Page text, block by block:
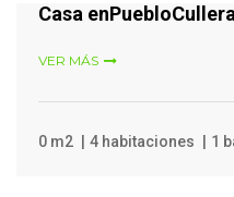
Casa enPuebloCullera
VER MÁS
0 m2 4 habitaciones 1